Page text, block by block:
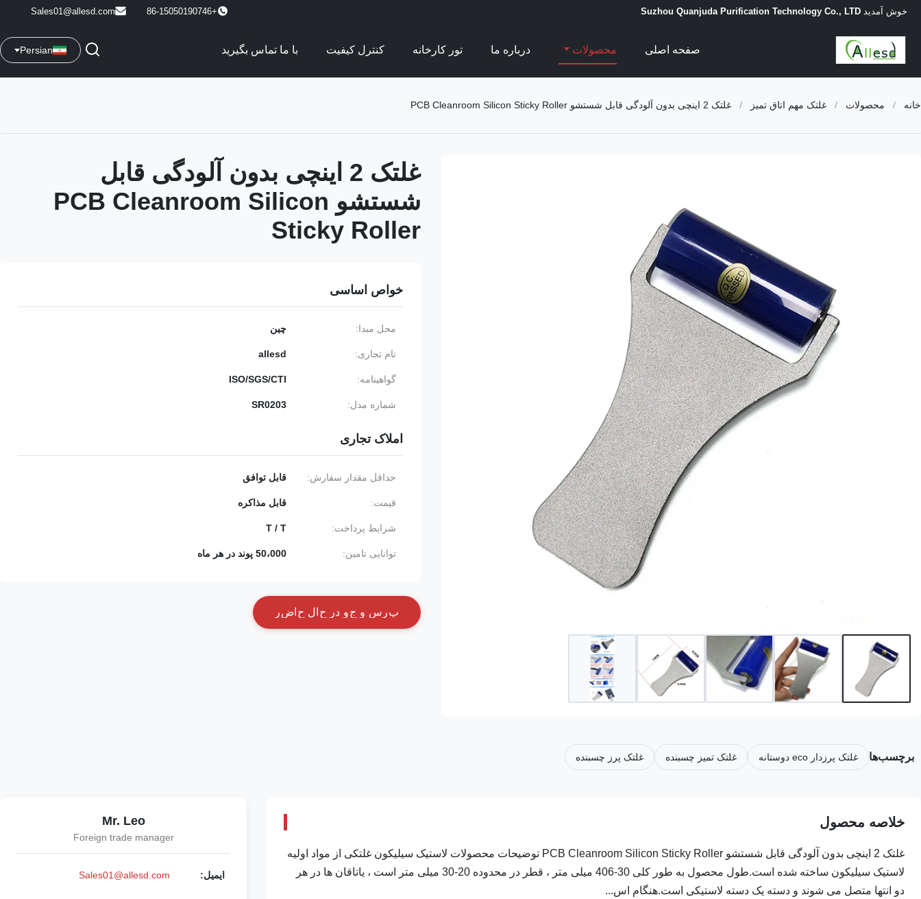
خوش آمدید Suzhou Quanjuda Purification Technology Co., LTD
+86-15050190746
Sales01@allesd.com
صفحه اصلی محصولات درباره ما تور کارخانه کنترل کیفیت با ما تماس بگیرید Persian
خانه / محصولات / غلتک مهم اتاق تمیز / غلتک 2 اینچی بدون آلودگی قابل شستشو PCB Cleanroom Silicon Sticky Roller
غلتک 2 اینچی بدون آلودگی قابل
شستشو PCB Cleanroom Silicon
Sticky Roller
خواص اساسی
محل مبدا: چین
نام تجاری: allesd
گواهینامه: ISO/SGS/CTI
شماره مدل: SR0203
املاک تجاری
حداقل مقدار سفارش: قابل توافق
قیمت: قابل مذاکره
شرایط پرداخت: T / T
توانایی تامین: 50،000 پوند در هر ماه
پر س و جو در ح ل ح ضر
برچسب‌ها غلتک پرزدار eco دوستانه غلتک تمیز چسبنده غلتک پرز چسبنده
خلاصه محصول
غلتک 2 اینچی بدون آلودگی قابل شستشو PCB Cleanroom Silicon Sticky Roller توضیحات محصولات لاستیک سیلیکون غلتکی از مواد اولیه
لاستیک سیلیکون ساخته شده است.طول محصول به طور کلی 30-406 میلی متر ، قطر در محدوده 20-30 میلی متر است ، یاتاقان ها در هر
دو انتها متصل می شوند و دسته یک دسته لاستیکی است.هنگام اس...
Mr. Leo
Foreign trade manager
ایمیل: Sales01@allesd.com